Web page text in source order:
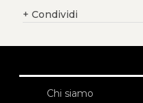
+ Condividi
Chi siamo